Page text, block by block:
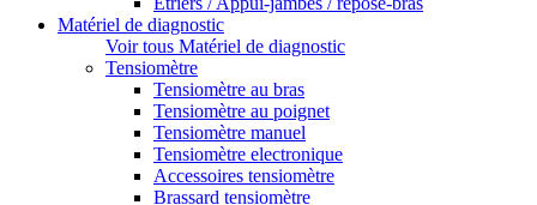
Matériel de diagnostic
Voir tous Matériel de diagnostic
Tensiomètre
Tensiomètre au bras
Tensiomètre au poignet
Tensiomètre manuel
Tensiomètre electronique
Accessoires tensiomètre
Brassard tensiomètre